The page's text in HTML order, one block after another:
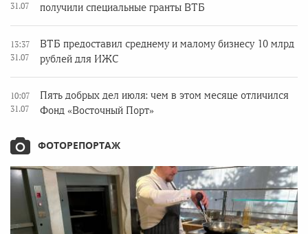
31.07
получили специальные гранты ВТБ
13:37
31.07
ВТБ предоставил среднему и малому бизнесу 10 млрд
рублей для ИЖС
10:07
31.07
Пять добрых дел июля: чем в этом месяце отличился
Фонд «Восточный Порт»
ФОТОРЕПОРТАЖ